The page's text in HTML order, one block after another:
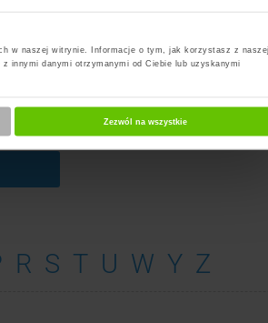
w naszej witrynie. Informacje o tym, jak korzystasz z naszej
innymi danymi otrzymanymi od Ciebie lub uzyskanymi
Zezwól na wszystkie
R S T U W Y Z